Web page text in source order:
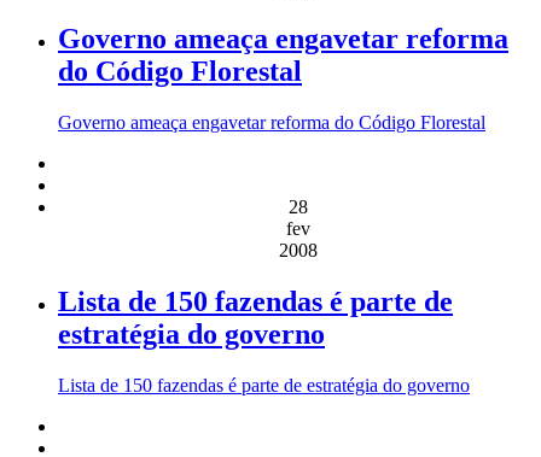
Governo ameaça engavetar reforma
do Código Florestal
Governo ameaça engavetar reforma do Código Florestal
28
fev
2008
Lista de 150 fazendas é parte de
estratégia do governo
Lista de 150 fazendas é parte de estratégia do governo